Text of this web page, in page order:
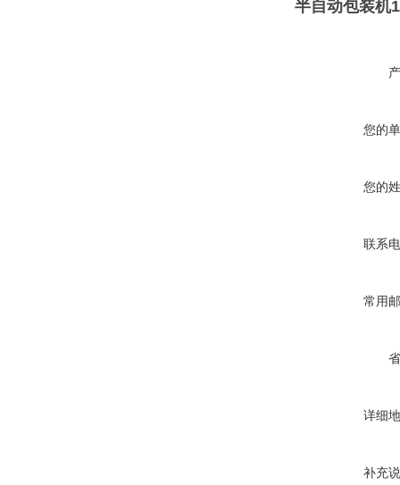
半自动包装机
您的
您的
联系
常用
详细
补充